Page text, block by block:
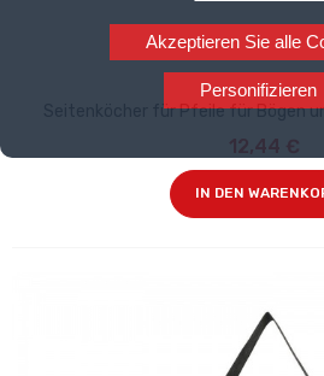
Akzeptieren Sie alle
Personifizieren
Seitenköcher für Pfeile für Bögen
12,44 €
IN DEN